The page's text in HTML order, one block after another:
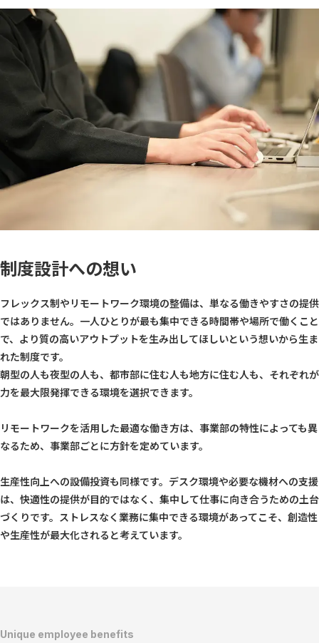
制度設計への想い
フレックス制やリモートワーク環境の整備は、単なる働きやすさの提供
ではありません。一人ひとりが最も集中できる時間帯や場所で働くこと
で、より質の高いアウトプットを生み出してほしいという想いから生ま
れた制度です。
朝型の人も夜型の人も、都市部に住む人も地方に住む人も、それぞれが
力を最大限発揮できる環境を選択できます。
リモートワークを活用した最適な働き方は、事業部の特性によっても異
なるため、事業部ごとに方針を定めています。
生産性向上への設備投資も同様です。デスク環境や必要な機材への支援
は、快適性の提供が目的ではなく、集中して仕事に向き合うための土台
づくりです。ストレスなく業務に集中できる環境があってこそ、創造性
や生産性が最大化されると考えています。
Unique employee benefits